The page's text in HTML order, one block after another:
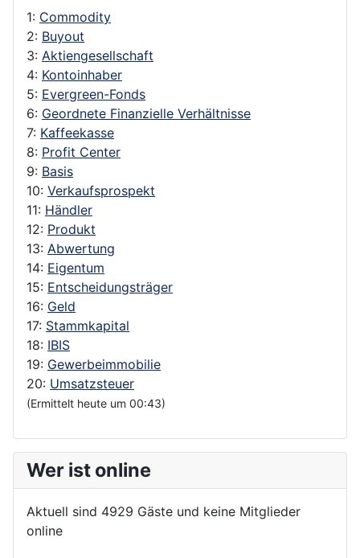
1: Commodity
2: Buyout
3: Aktiengesellschaft
4: Kontoinhaber
5: Evergreen-Fonds
6: Geordnete Finanzielle Verhältnisse
7: Kaffeekasse
8: Profit Center
9: Basis
10: Verkaufsprospekt
11: Händler
12: Produkt
13: Abwertung
14: Eigentum
15: Entscheidungsträger
16: Geld
17: Stammkapital
18: IBIS
19: Gewerbeimmobilie
20: Umsatzsteuer
(Ermittelt heute um 00:43)
Wer ist online
Aktuell sind 4929 Gäste und keine Mitglieder
online